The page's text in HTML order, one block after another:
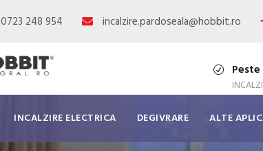
0723 248 954 incalzire.pardoseala@hobbit.ro
INCALZIRE ELECTRICA DEGIVRARE ALTE